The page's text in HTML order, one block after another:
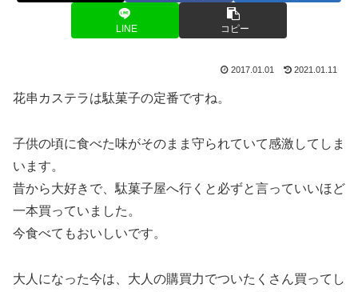
LINE コピー
2017.01.01 2021.01.11
花串カステラは駄菓子の定番ですね。
子供の頃に食べた味がそのまま守られていて感激してしま
います。
昔から大好きで、駄菓子屋へ行くと必ずと言っていいほど
一本買っていました。
今食べてもおいしいです。
大人になった今は、大人の購買力でついたくさん買ってし